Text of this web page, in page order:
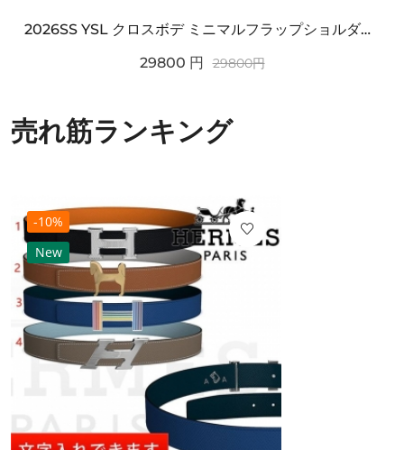
2026SS YSL クロスボデ ミニマルフラップショルダー SAINT LAURENT サンロ...
29800 円 29800円
売れ筋ランキング
-10%
New